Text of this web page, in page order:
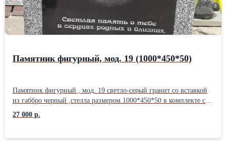
Памятник фигурный, мод. 19 (1000*450*50)
Памятник фигурный , мод. 19 светло-серый гранит со вставкой
из габбро черный ,стелла размером 1000*450*50 в комплекте с
подставкой и цветником. Оформление стеллы индивидуальное,
гравировка нанесена способом ударно-алмазной гравировки,
27 000 р.